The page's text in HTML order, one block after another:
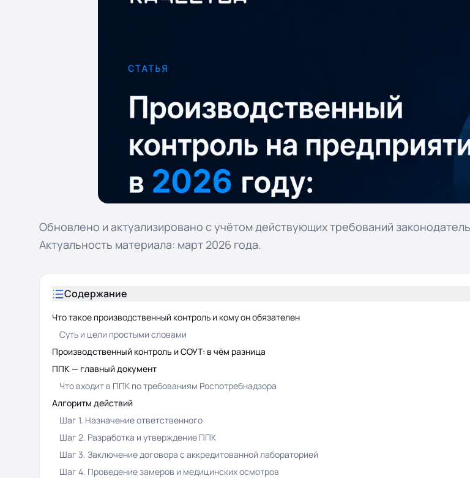
Обновлено и актуализировано с учётом действующих требований
Актуальность материала: март 2026 года.
Содержание
Что такое производственный контроль и кому он обязателен
Суть и цели простыми словами
Производственный контроль и СОУТ: в чём разница
ППК — главный документ
Что входит в ППК по требованиям Роспотребнадзора
Алгоритм действий
Шаг 1. Назначение ответственного
Шаг 2. Разработка и утверждение ППК
Шаг 3. Заключение договора с аккредитованной лабораторией
Шаг 4. Проведение замеров и медицинских осмотров